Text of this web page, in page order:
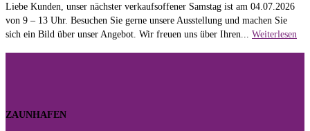
Liebe Kunden, unser nächster verkaufsoffener Samstag ist am 04.07.2026
von 9 – 13 Uhr. Besuchen Sie gerne unsere Ausstellung und machen Sie
sich ein Bild über unser Angebot. Wir freuen uns über Ihren... Weiterlesen
ZAUNHAFEN